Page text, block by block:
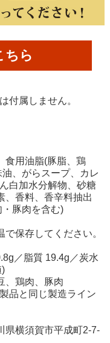
ちら
付属しません。
食用油脂(豚脂、鶏
、がらスープ、カレ
白加水分解物、砂糖
、香料、香辛料抽出
豚肉を含む)
保存してください。
／脂質 19.4g／炭水
)
、鶏肉、豚肉
品と同じ製造ライン
横須賀市平成町2-7-